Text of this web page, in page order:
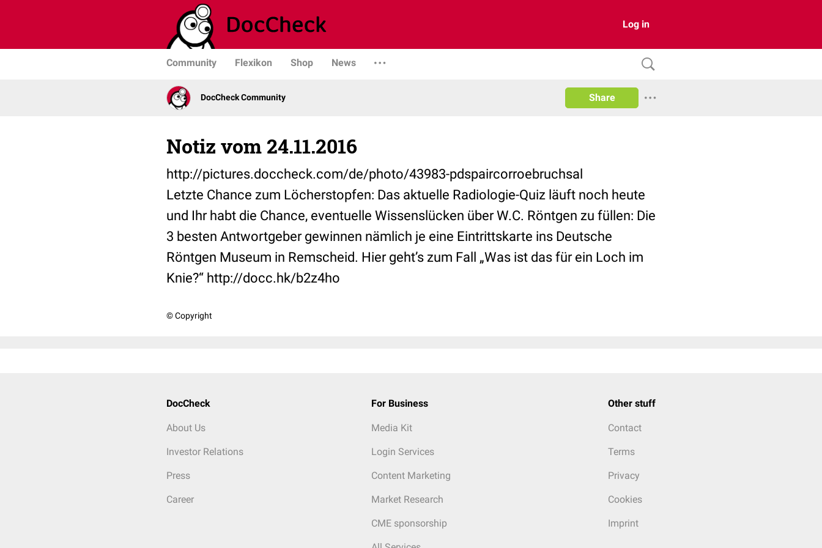
Log in
Community Flexikon Shop News
DocCheck Community Share
Notiz vom 24.11.2016
http://pictures.doccheck.com/de/photo/43983-pdspaircorroebruchsal
Letzte Chance zum Löcherstopfen: Das aktuelle Radiologie-Quiz läuft noch heute
und Ihr habt die Chance, eventuelle Wissenslücken über W.C. Röntgen zu füllen: Die
3 besten Antwortgeber gewinnen nämlich je eine Eintrittskarte ins Deutsche
Röntgen Museum in Remscheid. Hier geht’s zum Fall „Was ist das für ein Loch im
Knie?“ http://docc.hk/b2z4ho
© Copyright
DocCheck
About Us
Investor Relations
Press
Career
For Business
Media Kit
Login Services
Content Marketing
Market Research
CME sponsorship
Other stuff
Contact
Terms
Privacy
Cookies
Imprint